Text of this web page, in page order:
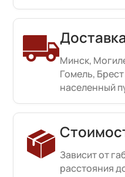
Минск,
Гомель,
населенный
Зависит от
расстояния